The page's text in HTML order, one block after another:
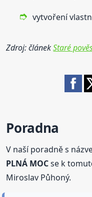
vytvoření
Zdroj: článekStaré
Poradna
V naší poradně s
PLNÁ MOCse k
Miroslav Půhoný.